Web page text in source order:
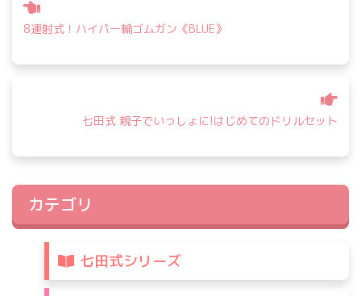
稿
ナ
ビ
ン
8連射式！ハイパー輪ゴムガン《BLUE》
七田式 親子でいっしょに!はじめてのドリルセット
カテゴリ
七田式シリーズ